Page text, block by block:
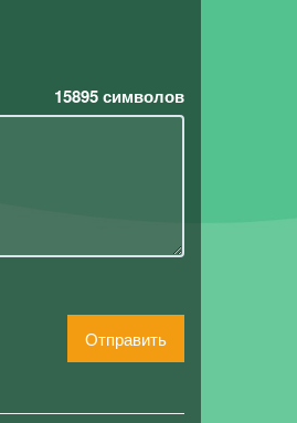
15895символов
Отправить